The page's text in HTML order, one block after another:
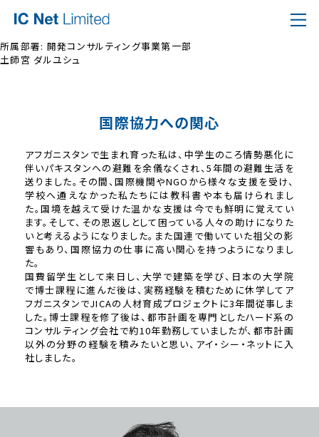
所属部署: 開発コンサルティング事業第一部
土師宮 ダルユシュ
国際協力への関心
アフガニスタンで生まれ育った私は、中学生のころ情勢悪化に
伴いパキスタンへの避難を余儀なくされ、5年間の避難生活を
送りました。その間、国際機関やNGOから様々な支援を受け、
学校へ通えなかった私たちには教科書や本も届けられまし
た。国境を越えて受けた温かな支援は今でも鮮明に覚えてい
ます。そして、その恩返しとして困っている人々の助けになりた
いと考えるようになりました。また国連で働いていた祖父の影
響もあり、国際協力の仕事に高い関心を持つようになりまし
た。
国費留学生として来日し、大学で建築を学び、日本の大学院
で博士課程に進んだ後は、実務経験を積むために休学してア
フガニスタンでJICAの人材育成プロジェクトに3年間従事しま
した。博士課程を修了後は、都市計画を専門としたハード系の
コンサルティング会社で約10年勤務していましたが、都市計画
以外の分野の経験を積みたいと思い、アイ・シー・ネットに入
社しました。